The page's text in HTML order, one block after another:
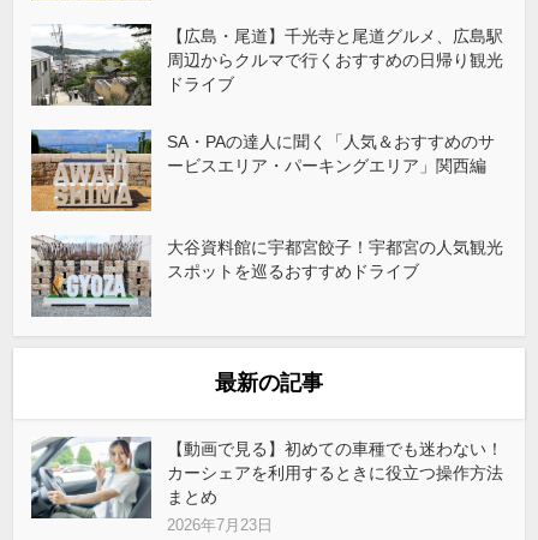
【広島・尾道】千光寺と尾道グルメ、広島駅
周辺からクルマで行くおすすめの日帰り観光
ドライブ
SA・PAの達人に聞く「人気＆おすすめのサ
ービスエリア・パーキングエリア」関西編
大谷資料館に宇都宮餃子！宇都宮の人気観光
スポットを巡るおすすめドライブ
最新の記事
【動画で見る】初めての車種でも迷わない！
カーシェアを利用するときに役立つ操作方法
まとめ
2026年7月23日